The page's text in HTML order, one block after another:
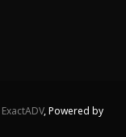
ExactADV, Powered by